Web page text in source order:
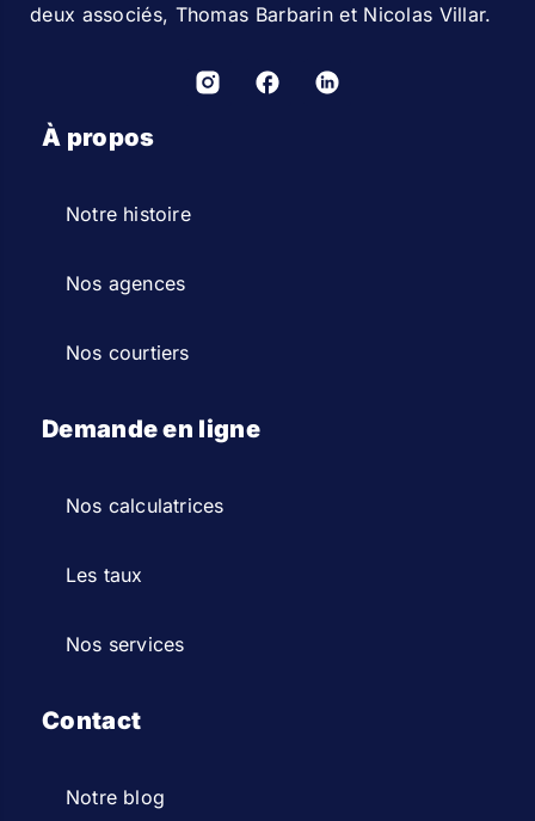
deux associés, Thomas Barbarin et Nicolas Villar.
À propos
Notre histoire
Nos agences
Nos courtiers
Demande en ligne
Nos calculatrices
Les taux
Nos services
Contact
Notre blog